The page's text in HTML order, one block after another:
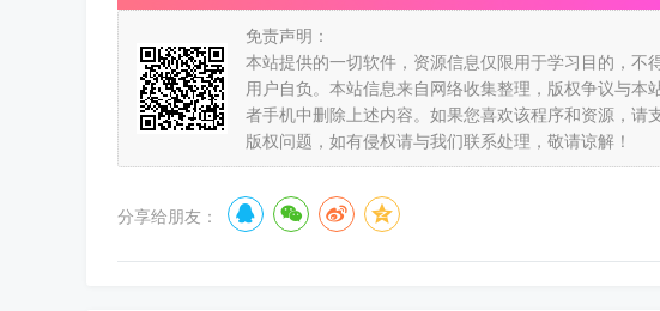
免责声明：
本站提供的一切软件，资源信息仅限用于学习目的，
用户自负。本站信息来自网络收集整理，版权争议与
者手机中删除上述内容。如果您喜欢该程序和资源，
版权问题，如有侵权请与我们联系处理，敬请谅解！
分享给朋友：